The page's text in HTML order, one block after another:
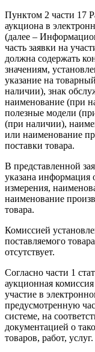
Пунктом 2 части 17
аукциона в
(далее –
часть заявки на
должна содержать
значениям,
указание на
наличии), знак
наименование (при
полезные модели
(при наличии),
или наименование
поставки товара.
В представленной
указана информация
измерения,
наименование
товара.
Комиссией
поставляемого
отсутствует.
Согласно части 1
аукционная
участие в
предусмотренную
системе, на
документацией о
товаров, работ, услуг.